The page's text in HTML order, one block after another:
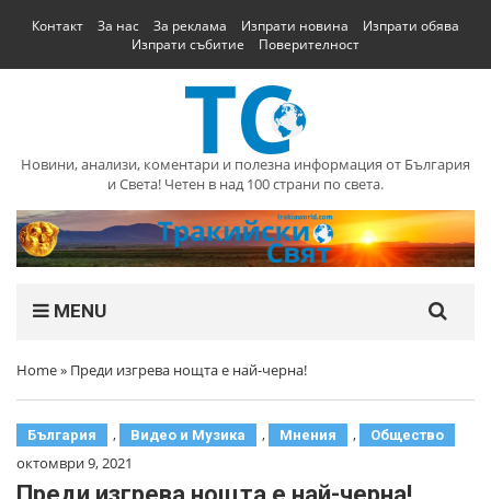
Контакт За нас За реклама Изпрати новина
Изпрати обява
Изпрати събитие
Поверителност
Новини, анализи, коментари и полезна информация от България
и Света! Четен в над 100 страни по света.
MENU
Home» Преди изгрева нощта е най-черна!
България , Видео и Музика , Мнения , Общество
октомври 9, 2021